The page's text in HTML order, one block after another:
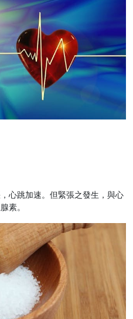
心跳加速。但緊張之發生，與心
素。